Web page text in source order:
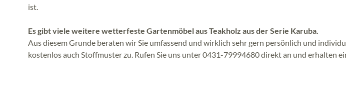
ist.
Es gibt viele weitere wetterfeste Gartenmöbel aus Teakholz aus der Serie Karuba.
Aus diesem Grunde beraten wir Sie umfassend und wirklich sehr gern persönlich und
kostenlos auch Stoffmuster zu. Rufen Sie uns unter 0431-79994680 direkt an und erhalten